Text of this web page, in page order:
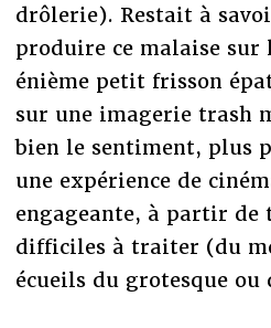
drôlerie). Restait à
produire ce malaise sur
énième petit frisson
sur une imagerie trash
bien le sentiment, plus
une expérience de
engageante, à partir de
difficiles à traiter (du
écueils du grotesque ou